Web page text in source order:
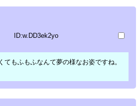
ID:w.DD3ek2yo
てもふもふなんて夢の様なお姿ですね。